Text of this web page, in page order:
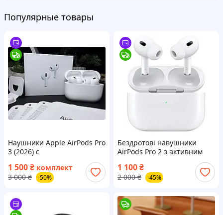
Популярные товары
Наушники Apple AirPods Pro
3 (2026) с
шумоподавлением ANC и
кабелем Type-C – последнее
поколение с новым
1 500₴ комплект
3 000 ₴ -50%
Бездротові навушники
AirPods Pro 2 з активним
1 100₴
2 000 ₴ -45%